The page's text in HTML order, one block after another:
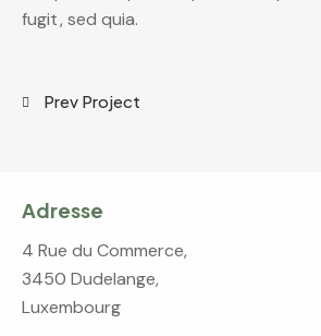
fugit, sed quia.
Prev Project
Adresse
4 Rue du Commerce,
3450 Dudelange,
Luxembourg